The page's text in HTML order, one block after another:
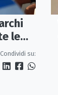
le
Condividi su: